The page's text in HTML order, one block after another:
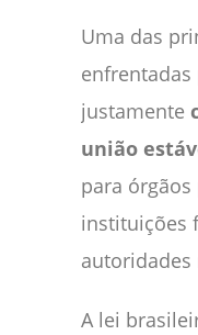
Uma das
enfrentadas
justamente
união
para
instituições
A lei